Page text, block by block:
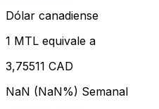
Dólar canadiense
1 MTL equivale a
3,75511 CAD
NaN (NaN%) Semanal